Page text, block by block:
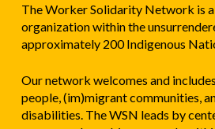
The Worker Solidarity Network is
organization within the
approximately 200 Indigenous
Our network welcomes and
people, (im)migrant communities,
disabilities. The WSN leads by